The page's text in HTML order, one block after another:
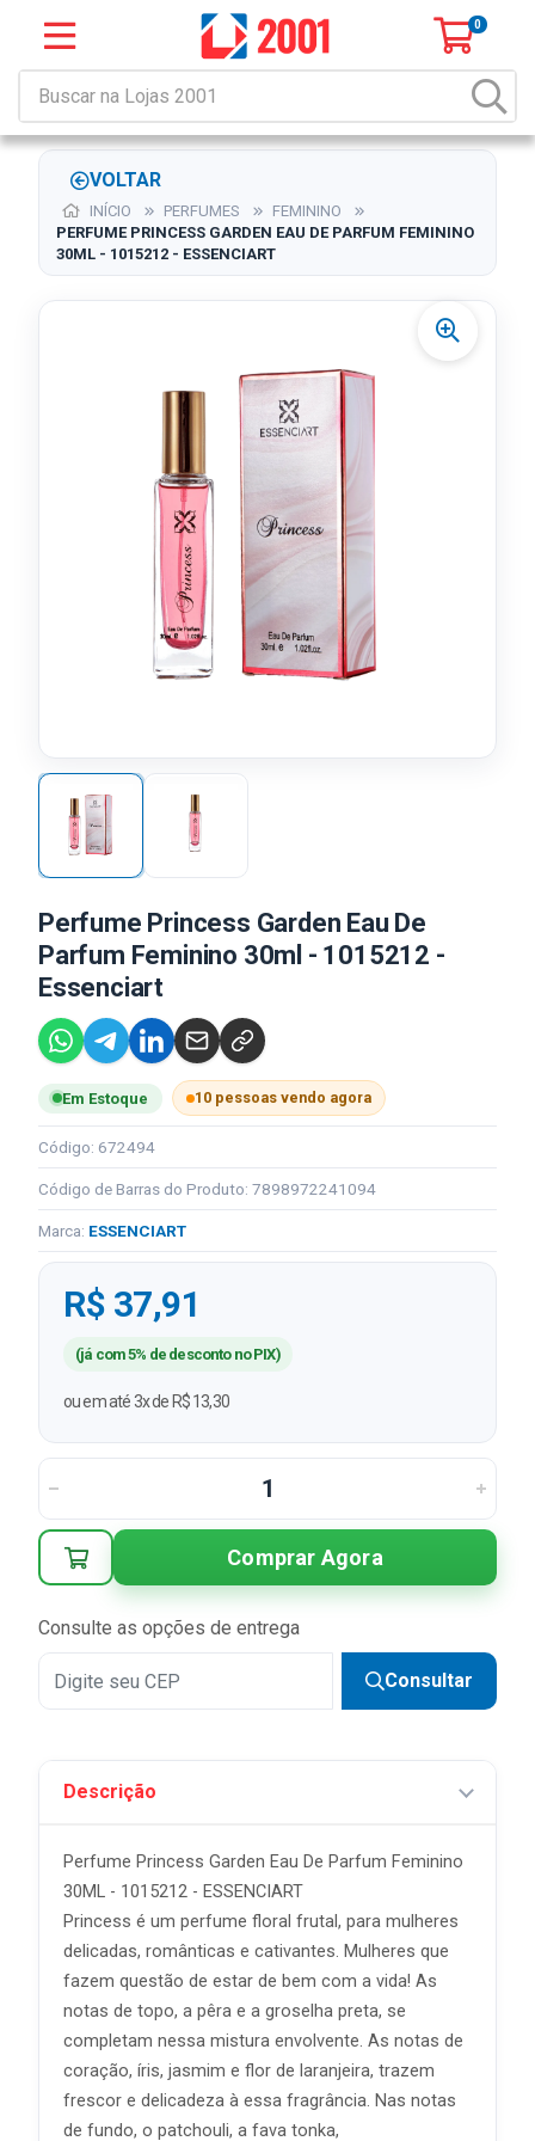
0
VOLTAR
INÍCIO PERFUMES
FEMININO
PERFUME PRINCESS GARDEN EAU DE PARFUM FEMININO
30ML - 1015212 - ESSENCIART
Perfume Princess Garden Eau De
Parfum Feminino 30ml - 1015212 -
Essenciart
Em Estoque 10 pessoas vendo agora
Código: 672494
Código de Barras do Produto: 7898972241094
Marca: ESSENCIART
R$ 37,91
(já com 5% de desconto no PIX)
ou em até 3x de R$ 13,30
Comprar Agora
Consulte as opções de entrega
Consultar
Descrição
Perfume Princess Garden Eau De Parfum Feminino
30ML - 1015212 - ESSENCIART
Princess é um perfume floral frutal, para mulheres
delicadas, românticas e cativantes. Mulheres que
fazem questão de estar de bem com a vida! As
notas de topo, a pêra e a groselha preta, se
completam nessa mistura envolvente. As notas de
coração, íris, jasmim e flor de laranjeira, trazem
frescor e delicadeza à essa fragrância. Nas notas
de fundo, o patchouli, a fava tonka,